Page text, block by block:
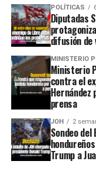
POLÍTICAS
Diputadas
difusión de
MINISTERIO
Ministerio
contra el
prensa
JOH 2
Sondeo del
Trump a